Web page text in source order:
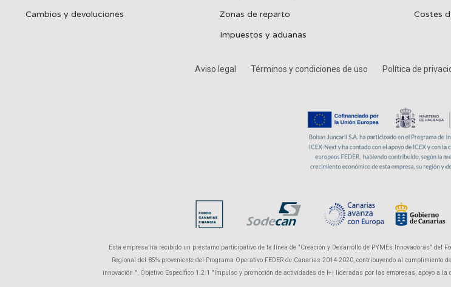
Cambios y devoluciones
Zonas de reparto
Impuestos y aduanas
Costes
Aviso legal Términos y condiciones de uso Política de
Esta empresa ha recibido un préstamo participativo de la línea de "Creación y Desarrollo de PYMEs Innovadoras" del
Regional del 85% proveniente del Programa Operativo FEDER de Canarias 2014-2020, contribuyendo al
innovación ", Objetivo Específico 1.2.1 "Impulso y promoción de actividades de I+i lideradas por las empresas, apoyo a